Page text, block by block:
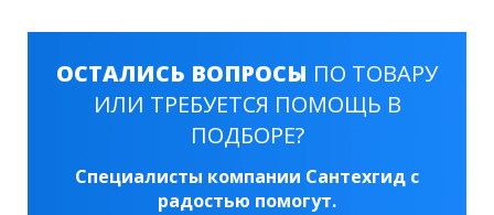
ОСТАЛИСЬ ВОПРОСЫ ПО ТОВАРУ
ИЛИ ТРЕБУЕТСЯ ПОМОЩЬ В
ПОДБОРЕ?
Специалисты компании Сантехгид с
радостью помогут.